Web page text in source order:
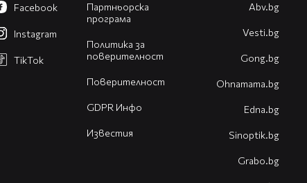
Партньорска
програма
Политика за
поверителност
Поверителност
GDPR Инфо
Известия
Facebook
Instagram
TikTok
Abv.bg
Vesti.bg
Gong.bg
Оhnamama.bg
Edna.bg
Sinoptik.bg
Grabo.bg